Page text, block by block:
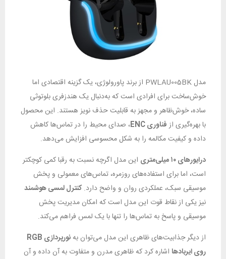
مدل PWLAU005BK از برند پاورولوژی، یک گزینه‌ اقتصادی اما
خوش‌ساخت برای افرادی است که به‌دنبال یک هندزفری بلوتوثی
ساده، خوش‌ظاهر و مجهز به قابلیت حذف نویز هستند. این محصول
با بهره‌گیری از فناوری ENC
، صدای محیط را در تماس‌ها کاهش
داده و کیفیت مکالمه را به شکل محسوسی افزایش می‌دهد.
درایورهای ۱۰ میلی‌متری
این مدل اگرچه نسبت به رقبا کمی کوچکتر
است، اما برای استفاده‌های روزمره، تماس‌های معمولی و پخش
موسیقی سبک، عملکردی روان و واضح دارد. کنترل لمسی هوشمند
نیز یکی از نقاط قوت این مدل است که امکان مدیریت پخش
موسیقی و پاسخ به تماس‌ها را تنها با یک لمس فراهم می‌کند.
از دیگر جذابیت‌های ظاهری این مدل می‌توان به
نورپردازی RGB
روی ایربادها اشاره کرد که ظاهری مدرن و متفاوت به آن داده و آن